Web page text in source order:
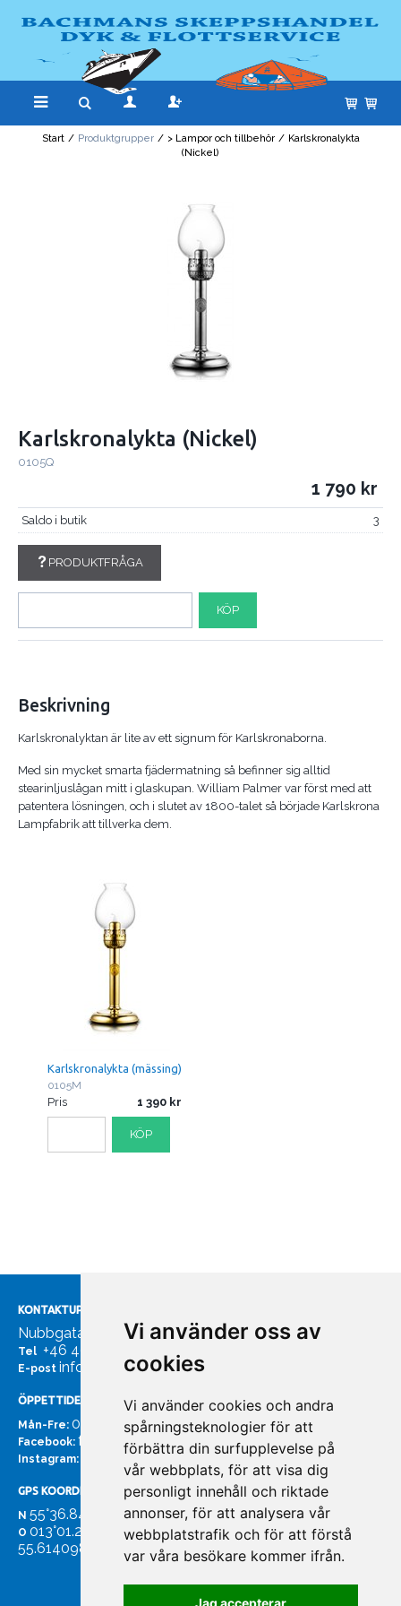
Vi använder oss av
cookies
Vi använder cookies och andra
spårningsteknologier för att
förbättra din surfupplevelse på
vår webbplats, för att visa dig
personligt innehåll och riktade
annonser, för att analysera vår
webbplatstrafik och för att förstå
var våra besökare kommer ifrån.
Jag accepterar
Start / Produktgrupper / > Lampor och tillbehör / Karlskronalykta
(Nickel)
Karlskronalykta (Nickel)
0105Q
1 790
Saldo i butik 3
PRODUKTFRÅGA
KÖP
Beskrivning
Karlskronalyktan är lite av ett signum för Karlskronaborna.
Med sin mycket smarta fjädermatning så befinner sig alltid
stearinljuslågan mitt i glaskupan. William Palmer var först med att
patentera lösningen, och i slutet av 1800-talet så började Karlskrona
Lampfabrik att tillverka dem.
Karlskronalykta (mässing)
0105M
Pris 1 390
KÖP
KONTAKTUPPGIFTER
Nubbgatan 7, 211 24 Malmö
Tel +46 40185561
E-post info@bachmans.se
ÖPPETTIDER
Mån-Fre: 07:00 - 16:00
Facebook: facebook.com/bachmans.se
Instagram: instagram.com/bachmans.se
GPS KOORDINATER
N 55°36.847
O 013°01.255'
55.614098. 13.020931'